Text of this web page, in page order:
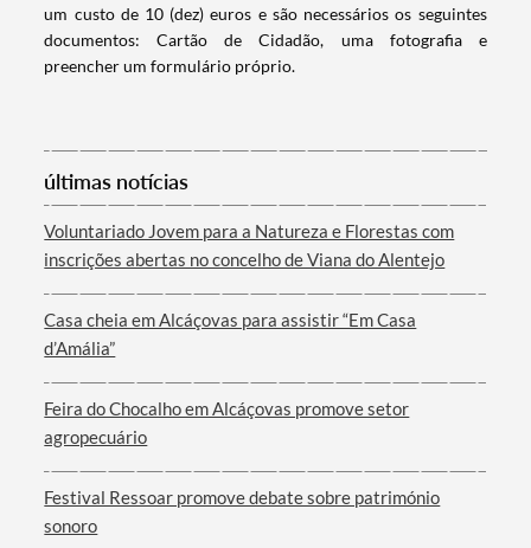
Categorias gerais
Filtros
um custo de 10 (dez) euros e são necessários os seguintes
documentos: Cartão de Cidadão, uma fotografia e
preencher um formulário próprio.
últimas notícias
Voluntariado Jovem para a Natureza e Florestas com
inscrições abertas no concelho de Viana do Alentejo
Casa cheia em Alcáçovas para assistir “Em Casa
d’Amália”
Feira do Chocalho em Alcáçovas promove setor
agropecuário
Festival Ressoar promove debate sobre património
sonoro